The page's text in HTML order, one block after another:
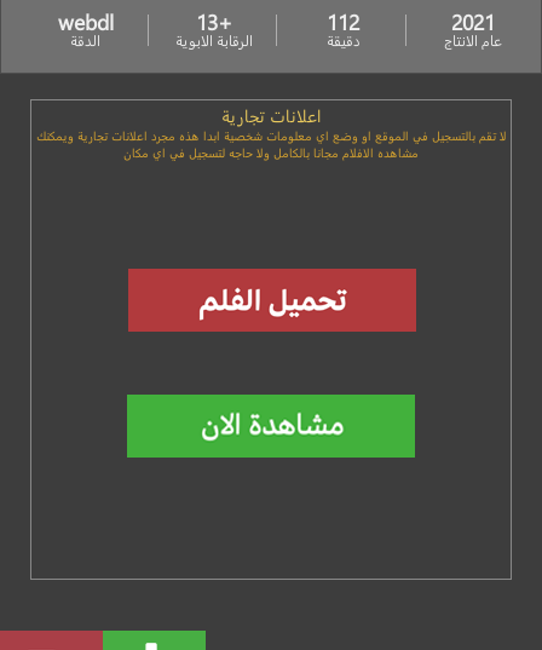
2021
عام الانتاج
112
دقيقة
+13
الرقابة الابوية
webdl
الدقة
اعلانات تجارية
لا تقم بالتسجيل في الموقع او وضع اي معلومات شخصية ابدا هذه مجرد اعلانات تجارية ويمكنك
مشاهده الافلام مجانا بالكامل ولا حاجه لتسجيل في اي مكان